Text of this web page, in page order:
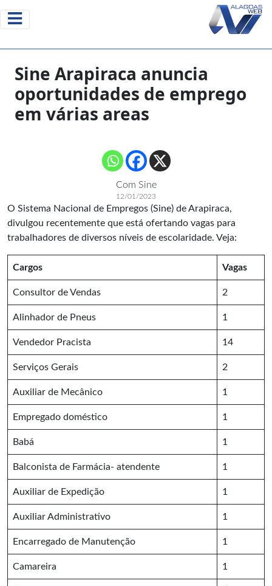
Sine Arapiraca anuncia
oportunidades de emprego
em várias areas
Com Sine
12/01/2023
O Sistema Nacional de Empregos (Sine) de Arapiraca,
divulgou recentemente que está ofertando vagas para
trabalhadores de diversos níveis de escolaridade. Veja:
Cargos Vagas
Consultor de Vendas 2
Alinhador de Pneus 1
Vendedor Pracista 14
Serviços Gerais 2
Auxiliar de Mecânico 1
Empregado doméstico 1
Babá 1
Balconista de Farmácia- atendente 1
Auxiliar de Expedição 1
Auxiliar Administrativo 1
Encarregado de Manutenção 1
Camareira 1